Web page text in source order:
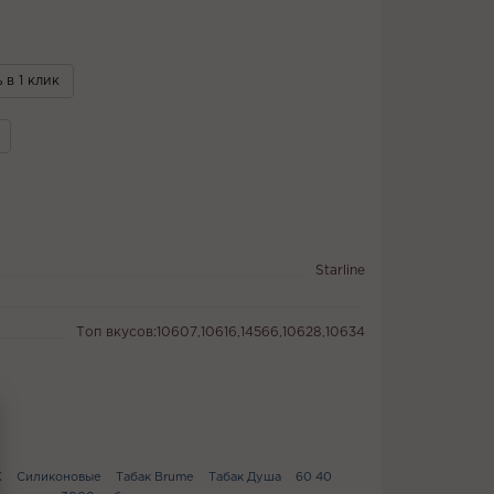
в 1 клик
Starline
Топ вкусов:10607,10616,14566,10628,10634
Силиконовые Табак Brume Табак Душа
60 40